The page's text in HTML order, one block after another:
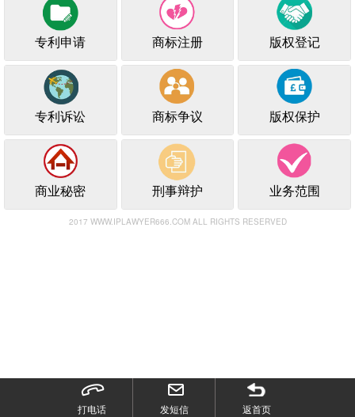
专利申请 商标注册 版权登记
专利诉讼 商标争议 版权保护
商业秘密 刑事辩护 业务范围
2017 WWW.IPLAWYER666.COM ALL RIGHTS RESERVED
打电话 发短信 返首页